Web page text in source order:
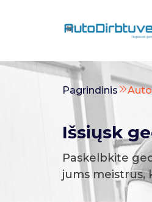
Pagrindinis
Išsiųsk
Paskelbkite
jums meistrus,